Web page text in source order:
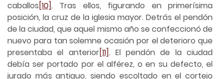
caballos[10]. Tras ellos, figurando en primerísima
posición, la cruz de la iglesia mayor. Detrás el pendón
de la ciudad, que aquel mismo año se confeccionó de
nuevo para tan solemne ocasión por el deterioro que
presentaba el anterior[11]. El pendón de la ciudad
debía ser portado por el alférez, o en su defecto, el
jurado más antiguo, siendo escoltado en el cortejo